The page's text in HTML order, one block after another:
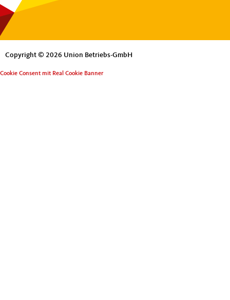
Copyright © 2026 Union Betriebs-GmbH
Cookie Consent mit Real Cookie Banner